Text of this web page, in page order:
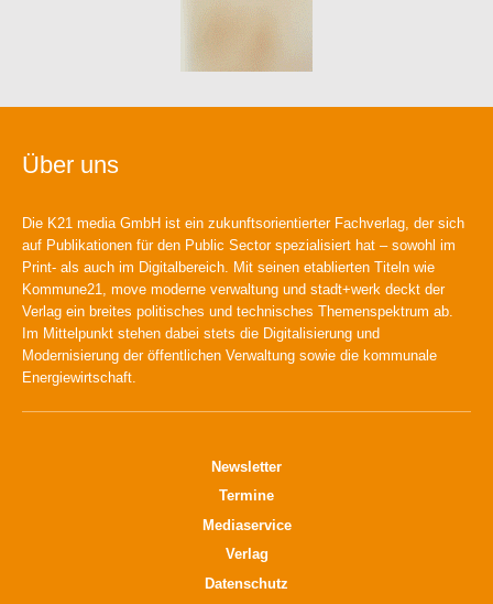
Über uns
Die K21 media GmbH ist ein zukunftsorientierter Fachverlag, der sich
auf Publikationen für den Public Sector spezialisiert hat – sowohl im
Print- als auch im Digitalbereich. Mit seinen etablierten Titeln wie
Kommune21, move moderne verwaltung und stadt+werk deckt der
Verlag ein breites politisches und technisches Themenspektrum ab.
Im Mittelpunkt stehen dabei stets die Digitalisierung und
Modernisierung der öffentlichen Verwaltung sowie die kommunale
Energiewirtschaft.
Newsletter
Termine
Mediaservice
Verlag
Datenschutz